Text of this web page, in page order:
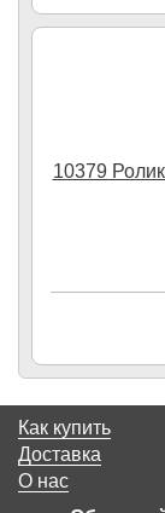
10379
Как купить
Доставка
О нас